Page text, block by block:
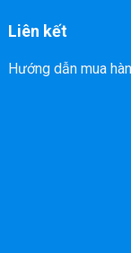
Liên kết
Hướng dẫn mua